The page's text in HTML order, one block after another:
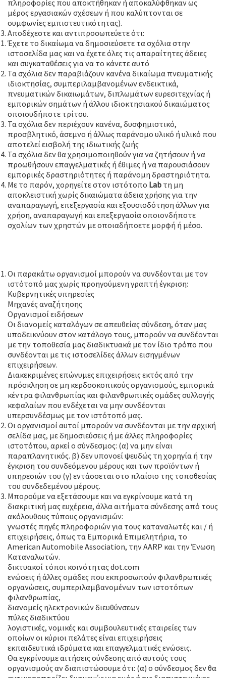
πληροφορίες που αποκτήθηκαν ή αποκαλύφθηκαν ως
μέρος εργασιακών σχέσεων ή που καλύπτονται σε
συμφωνίες εμπιστευτικότητας).
Αποδέχεστε και αντιπροσωπεύετε ότι:
Έχετε το δικαίωμα να δημοσιεύσετε τα σχόλια στην
ιστοσελίδα μας και να έχετε όλες τις απαραίτητες άδειες
και συγκαταθέσεις για να το κάνετε αυτό
Τα σχόλια δεν παραβιάζουν κανένα δικαίωμα πνευματικής
ιδιοκτησίας, συμπεριλαμβανομένων ενδεικτικά,
πνευματικών δικαιωμάτων, διπλωμάτων ευρεσιτεχνίας ή
εμπορικών σημάτων ή άλλου ιδιοκτησιακού δικαιώματος
οποιουδήποτε τρίτου.
Τα σχόλια δεν περιέχουν κανένα, δυσφημιστικό,
προσβλητικό, άσεμνο ή άλλως παράνομο υλικό ή υλικό που
αποτελεί εισβολή της ιδιωτικής ζωής
Τα σχόλια δεν θα χρησιμοποιηθούν για να ζητήσουν ή να
προωθήσουν επαγγελματικές ή έθιμες ή να παρουσιάσουν
εμπορικές δραστηριότητες ή παράνομη δραστηριότητα.
Με το παρόν, χορηγείτε στον ιστότοπο Lab τη μη
αποκλειστική χωρίς δικαιώματα άδεια χρήσης για την
αναπαραγωγή, επεξεργασία και εξουσιοδότηση άλλων για
χρήση, αναπαραγωγή και επεξεργασία οποιονδήποτε
σχολίων των χρηστών με οποιαδήποετε μορφή ή μέσο.
Οι παρακάτω οργανισμοί μπορούν να συνδέονται με τον
ιστότοπό μας χωρίς προηγούμενη γραπτή έγκριση:
Κυβερνητικές υπηρεσίες
Μηχανές αναζήτησης
Οργανισμοί ειδήσεων
Οι διανομείς καταλόγων σε απευθείας σύνδεση, όταν μας
υποδεικνύουν στον κατάλογο τους, μπορούν να συνδέονται
με την τοποθεσία μας διαδικτυακά με τον ίδιο τρόπο που
συνδέονται με τις ιστοσελίδες άλλων εισηγμένων
επιχειρήσεων.
Διακεκριμένες επώνυμες επιχειρήσεις εκτός από την
πρόσκληση σε μη κερδοσκοπικούς οργανισμούς, εμπορικά
κέντρα φιλανθρωπίας και φιλανθρωπικές ομάδες συλλογής
κεφαλαίων που ενδέχεται να μην συνδέονται
υπερσυνδέσμως με τον ιστότοπό μας.
Οι οργανισμοί αυτοί μπορούν να συνδέονται με την αρχική
σελίδα μας, με δημοσιεύσεις ή με άλλες πληροφορίες
ιστοτόπου, αρκεί ο σύνδεσμος: (α) να μην είναι
παραπλανητικός. β) δεν υπονοεί ψευδώς τη χορηγία ή την
έγκριση του συνδεόμενου μέρους και των προϊόντων ή
υπηρεσιών του (γ) εντάσσεται στο πλαίσιο της τοποθεσίας
του συνδεδεμένου μέρους.
Μπορούμε να εξετάσουμε και να εγκρίνουμε κατά τη
διακριτική μας ευχέρεια, άλλα αιτήματα σύνδεσης από τους
ακόλουθους τύπους οργανισμών:
γνωστές πηγές πληροφοριών για τους καταναλωτές και / ή
επιχειρήσεις, όπως τα Εμπορικά Επιμελητήρια, το
American Automobile Association, την AARP και την Ένωση
Καταναλωτών.
δικτυακοί τόποι κοινότητας dot.com
ενώσεις ή άλλες ομάδες που εκπροσωπούν φιλανθρωπικές
οργανώσεις, συμπεριλαμβανομένων των ιστοτόπων
φιλανθρωπίας,
διανομείς ηλεκτρονικών διευθύνσεων
πύλες διαδικτύου
λογιστικές, νομικές και συμβουλευτικές εταιρείες των
οποίων οι κύριοι πελάτες είναι επιχειρήσεις
εκπαιδευτικά ιδρύματα και επαγγελματικές ενώσεις.
Θα εγκρίνουμε αιτήσεις σύνδεσης από αυτούς τους
οργανισμούς αν διαπιστώσουμε ότι: (α) ο σύνδεσμος δεν θα